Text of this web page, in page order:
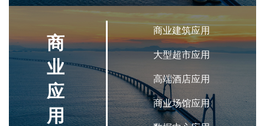
商
业
应
用
商业建筑应用
大型超市应用
高端酒店应用
商业场馆应用